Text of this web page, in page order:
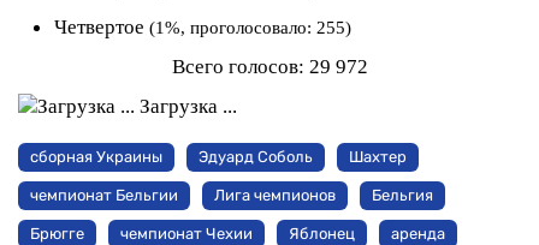
Четвертое (1%, проголосовало: 255)
Всего голосов: 29 972
Загрузка ...
сборная Украины Эдуард Соболь Шахтер
чемпионат Бельгии Лига чемпионов Бельгия
Брюгге чемпионат Чехии Яблонец аренда